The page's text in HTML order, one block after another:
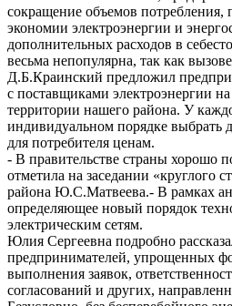
сокращение объемов потребления,
экономии электроэнергии и
дополнительных расходов в
весьма непопулярна, так как
Д.Б.Краинский предложил
с поставщиками электроэнергии
территории нашего района. У
индивидуальном порядке выбрать
для потребителя ценам.
- В правительстве страны хорошо
отметила на заседании «круглого
района Ю.С.Матвеева.- В рамках
определяющее новый порядок
электрическим сетям.
Юлия Сергеевна подробно
предпринимателей, упрощенных
выполнения заявок,
согласований и других,